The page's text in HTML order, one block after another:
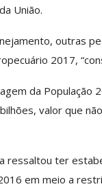
União.
outras
2017,
da
valor que
ressaltou ter
em meio a